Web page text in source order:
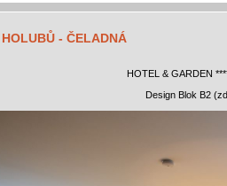
- ČELADNÁ
HOTEL & GARDEN
Design Blok B2